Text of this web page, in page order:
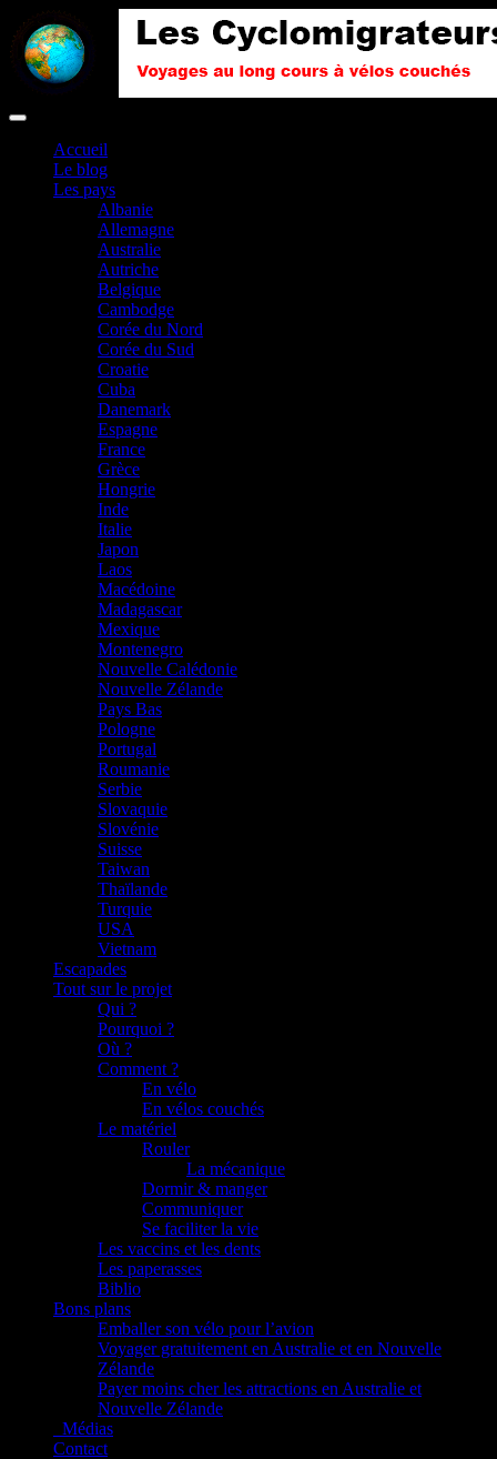
Accueil
Le blog
Les pays
Albanie
Allemagne
Australie
Autriche
Belgique
Cambodge
Corée du Nord
Corée du Sud
Croatie
Cuba
Danemark
Espagne
France
Grèce
Hongrie
Inde
Italie
Japon
Laos
Macédoine
Madagascar
Mexique
Montenegro
Nouvelle Calédonie
Nouvelle Zélande
Pays Bas
Pologne
Portugal
Roumanie
Serbie
Slovaquie
Slovénie
Suisse
Taiwan
Thaïlande
Turquie
USA
Vietnam
Escapades
Tout sur le projet
Qui ?
Pourquoi ?
Où ?
Comment ?
En vélo
En vélos couchés
Le matériel
Rouler
La mécanique
Dormir & manger
Communiquer
Se faciliter la vie
Les vaccins et les dents
Les paperasses
Biblio
Bons plans
Emballer son vélo pour l’avion
Voyager gratuitement en Australie et en Nouvelle
Zélande
Payer moins cher les attractions en Australie et
Nouvelle Zélande
_Médias
Contact